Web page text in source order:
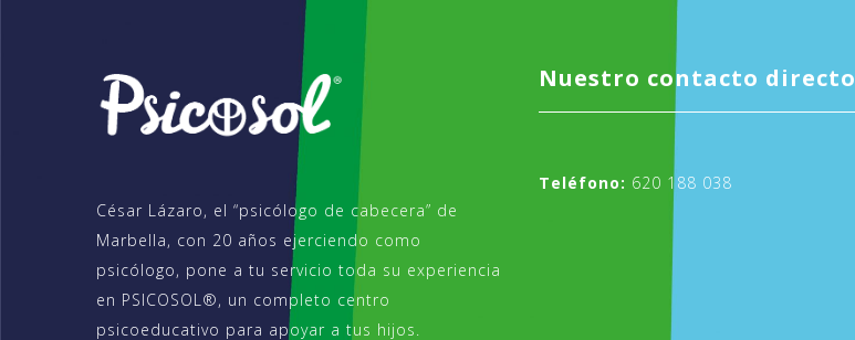
César Lázaro, el “psicólogo de cabecera” de
Marbella, con 20 años ejerciendo como
psicólogo, pone a tu servicio toda su experiencia
en PSICOSOL®, un completo centro
psicoeducativo para apoyar a tus hijos.
Nuestro contacto directo
Teléfono: 620 188 038